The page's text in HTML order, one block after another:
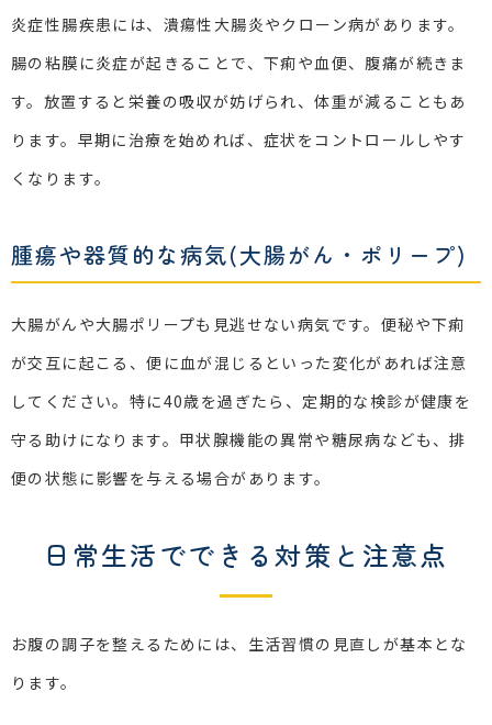
炎症性腸疾患には、潰瘍性大腸炎やクローン病があります。
腸の粘膜に炎症が起きることで、下痢や血便、腹痛が続きま
す。放置すると栄養の吸収が妨げられ、体重が減ることもあ
ります。早期に治療を始めれば、症状をコントロールしやす
くなります。
腫瘍や器質的な病気(大腸がん・ポリープ)
大腸がんや大腸ポリープも見逃せない病気です。便秘や下痢
が交互に起こる、便に血が混じるといった変化があれば注意
してください。特に40歳を過ぎたら、定期的な検診が健康を
守る助けになります。甲状腺機能の異常や糖尿病なども、排
便の状態に影響を与える場合があります。
日常生活でできる対策と注意点
お腹の調子を整えるためには、生活習慣の見直しが基本とな
ります。